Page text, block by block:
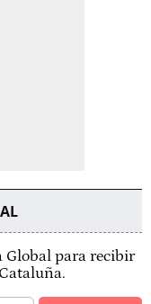
Global para recibir